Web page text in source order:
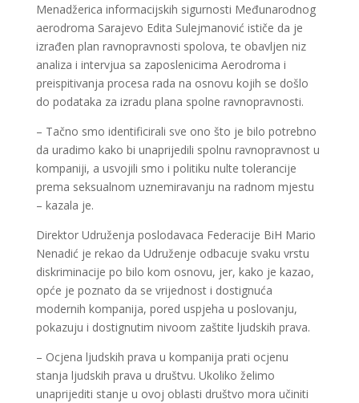
Menadžerica informacijskih sigurnosti Međunarodnog
aerodroma Sarajevo Edita Sulejmanović ističe da je
izrađen plan ravnopravnosti spolova, te obavljen niz
analiza i intervjua sa zaposlenicima Aerodroma i
preispitivanja procesa rada na osnovu kojih se došlo
do podataka za izradu plana spolne ravnopravnosti.
– Tačno smo identificirali sve ono što je bilo potrebno
da uradimo kako bi unaprijedili spolnu ravnopravnost u
kompaniji, a usvojili smo i politiku nulte tolerancije
prema seksualnom uznemiravanju na radnom mjestu
– kazala je.
Direktor Udruženja poslodavaca Federacije BiH Mario
Nenadić je rekao da Udruženje odbacuje svaku vrstu
diskriminacije po bilo kom osnovu, jer, kako je kazao,
opće je poznato da se vrijednost i dostignuća
modernih kompanija, pored uspjeha u poslovanju,
pokazuju i dostignutim nivoom zaštite ljudskih prava.
– Ocjena ljudskih prava u kompanija prati ocjenu
stanja ljudskih prava u društvu. Ukoliko želimo
unaprijediti stanje u ovoj oblasti društvo mora učiniti